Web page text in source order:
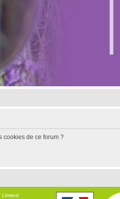
cookies de ce forum ?
Limited